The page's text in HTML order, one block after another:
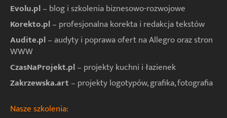
Evolu.pl– blog i szkolenia biznesowo-rozwojowe
Korekto.pl– profesjonalna korekta i redakcja tekstów
Audite.pl– audyty i poprawa ofert na Allegro oraz stron
WWW
CzasNaProjekt.pl– projekty kuchni i łazienek
Zakrzewska.art – projekty logotypów, grafika, fotografia
Nasze szkolenia: